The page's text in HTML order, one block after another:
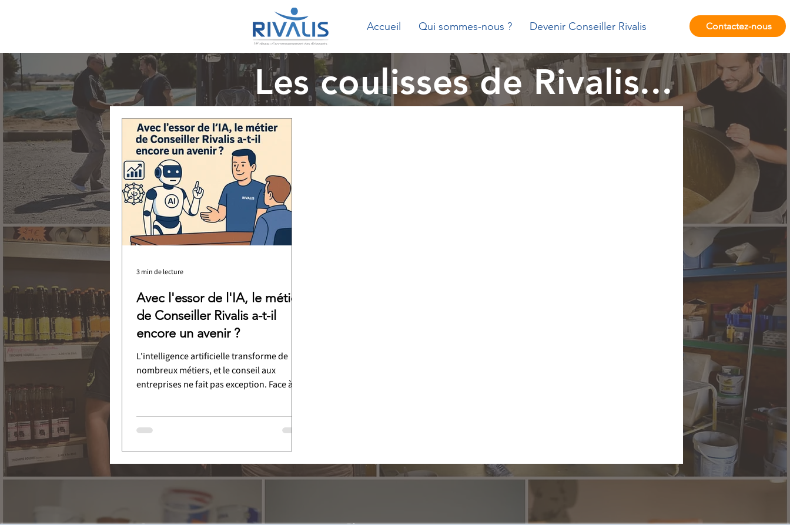
Accueil Qui sommes-nous ? Devenir Conseiller Rivalis Contactez-nous
Les coulisses de Rivalis...
Avec l'essor de l'IA, le métier
de Conseiller Rivalis a-t-il
encore un avenir ?
L'intelligence artificielle transforme de
nombreux métiers, et le conseil aux
entreprises ne fait pas exception. Face à
3 min de lecture